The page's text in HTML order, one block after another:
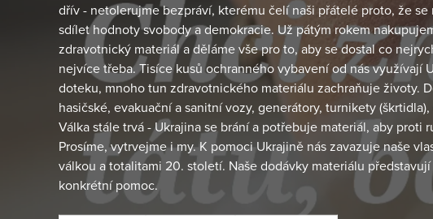
dřív - netolerujme bezpráví, kterému čelí naši přátelé proto, že se
sdílet hodnoty svobody a demokracie. Už pátým rokem
zdravotnický materiál a děláme vše pro to, aby se dostal co
nejvíce třeba. Tisíce kusů ochranného vybavení od nás využívají
doteku, mnoho tun zdravotnického materiálu zachraňuje životy.
hasičské, evakuační a sanitní vozy, generátory, turnikety
Válka stále trvá - Ukrajina se brání a potřebuje materiál, aby proti
Prosíme, vytrvejme i my. K pomoci Ukrajině nás zavazuje naše
válkou a totalitami 20. století. Naše dodávky materiálu
konkrétní pomoc.